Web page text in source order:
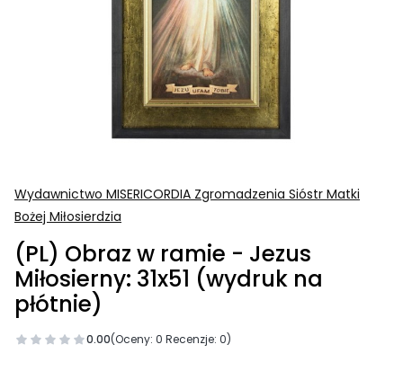
Wydawnictwo MISERICORDIA Zgromadzenia Sióstr Matki
Bożej Miłosierdzia
(PL) Obraz w ramie - Jezus
Miłosierny: 31x51 (wydruk na
płótnie)
0.00(Oceny: 0 Recenzje: 0)